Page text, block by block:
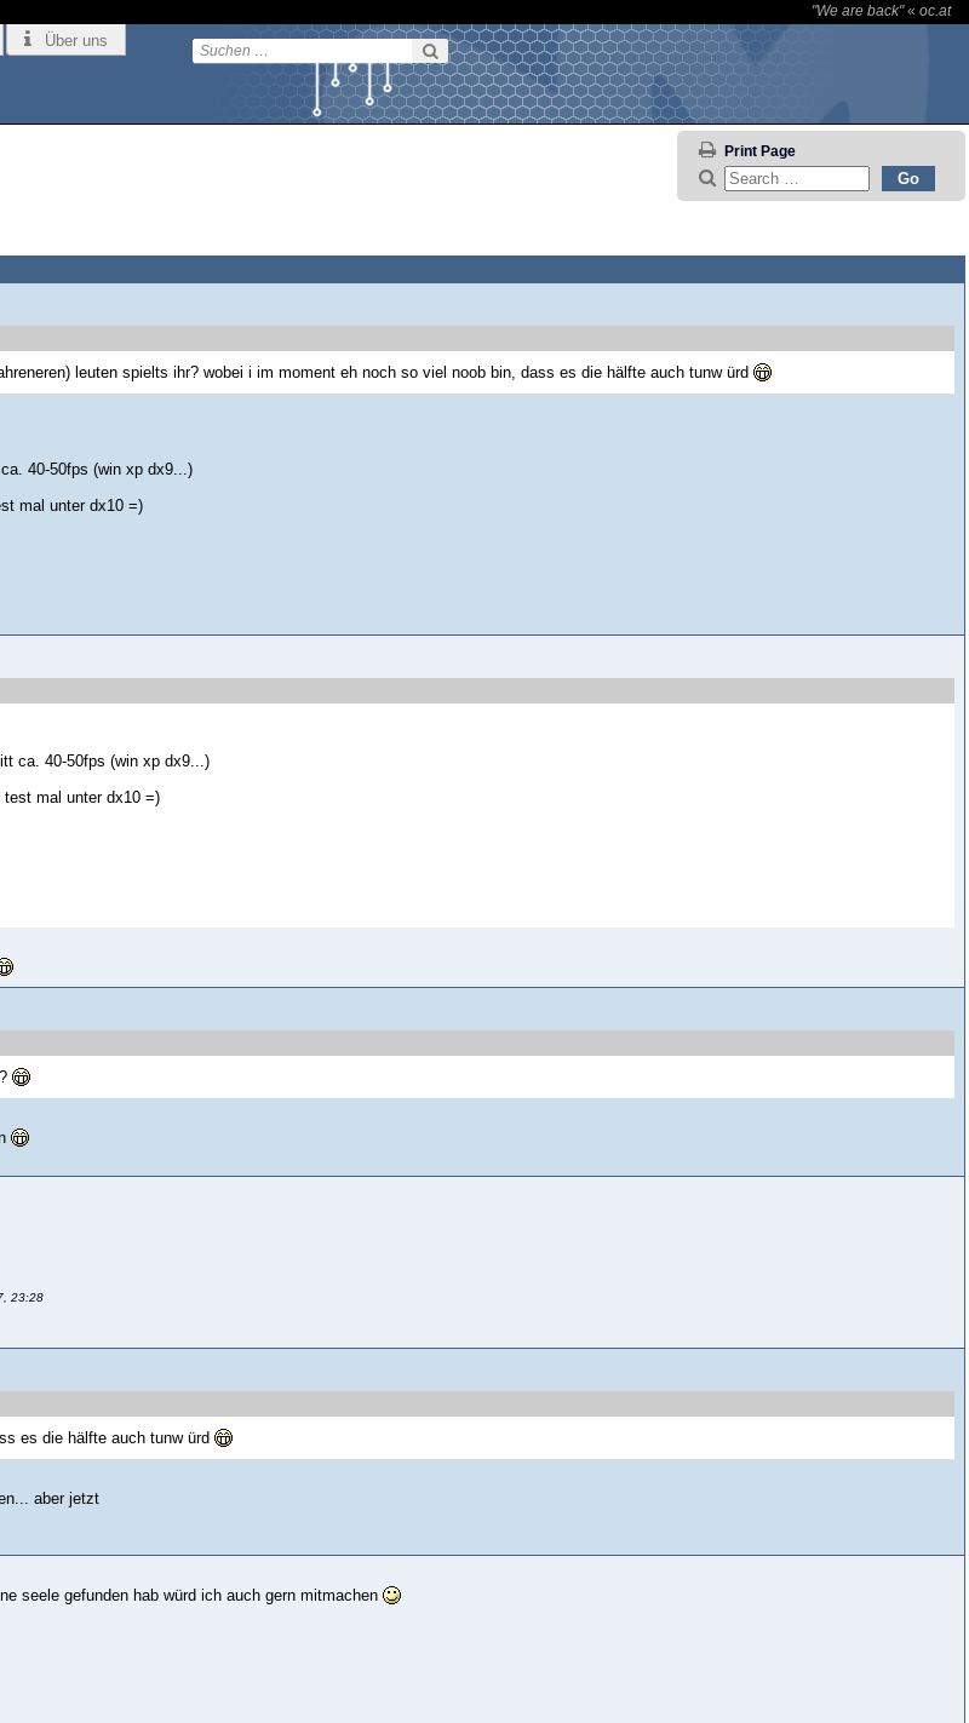
"We are back"« oc.at
Über uns
Print Page
leuten spielts ihr? wobei i im moment eh noch so viel noob bin, dass es die hälfte auch tunw ürd
40-50fps (win xp dx9...)
mal unter dx10 =)
ca. 40-50fps (win xp dx9...)
mal unter dx10 =)
23:28
es die hälfte auch tunw ürd
aber jetzt
seele gefunden hab würd ich auch gern mitmachen